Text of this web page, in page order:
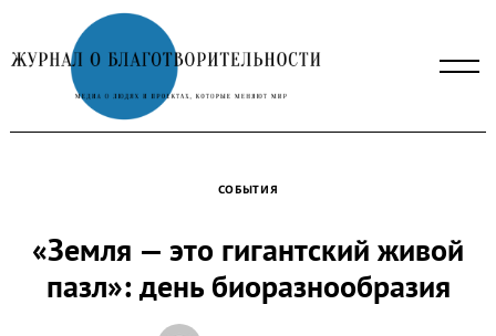
to
content
СОБЫТИЯ
«Земля — это гигантский живой
пазл»: день биоразнообразия